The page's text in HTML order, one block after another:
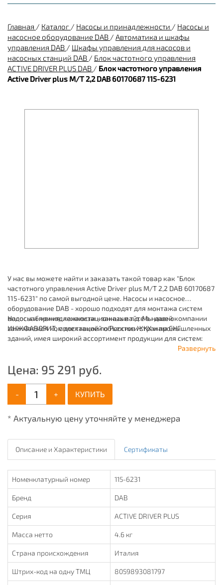
Главная / Каталог / Насосы и принадлежности / Насосы и
насосное оборудование DAB / Автоматика и шкафы
управления DAB / Шкафы управления для насосов и
насосных станций DAB / Блок частотного управления
ACTIVE DRIVER PLUS DAB / Блок частотного управления
Active Driver plus M/T 2,2 DAB 60170687 115-6231
У нас вы можете найти и заказать такой товар как "Блок
частотного управления Active Driver plus M/T 2,2 DAB 60170687
115-6231" по самой выгодной цене. Насосы и насосное
оборудование DAB - хорошо подходят для монтажа систем
водоснабжения, канализационных и т.д. Мы давно
занимаемся комплектацией объектов ЖКХ и промышленных
зданий, имея широкий ассортимент продукции для систем:
отопления, водоснабжения, канализации и пожаротушения.
Насосы и принадлежности - заказывайте в нашей компании
ИНЖФАВОРИТ, с доставкой по России и странам СНГ.
Развернуть
Цена: 95 291 руб.
- + КУПИТЬ
* Актуальную цену уточняйте у менеджера
Описание и Характеристики Сертификаты
Номенклатурный номер 115-6231
Бренд DAB
Серия ACTIVE DRIVER PLUS
Масса нетто 4.6 кг
Страна происхождения Италия
Штрих-код на одну ТМЦ 8059893081797